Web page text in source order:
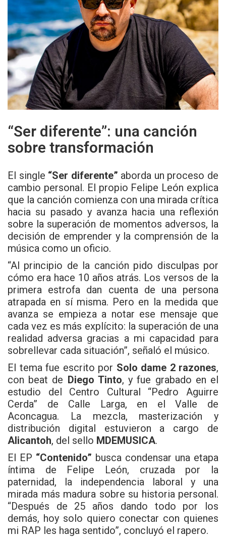
“Ser diferente”: una canción
sobre transformación
El single “Ser diferente” aborda un proceso de
cambio personal. El propio Felipe León explica
que la canción comienza con una mirada crítica
hacia su pasado y avanza hacia una reflexión
sobre la superación de momentos adversos, la
decisión de emprender y la comprensión de la
música como un oficio.
“Al principio de la canción pido disculpas por
cómo era hace 10 años atrás. Los versos de la
primera estrofa dan cuenta de una persona
atrapada en sí misma. Pero en la medida que
avanza se empieza a notar ese mensaje que
cada vez es más explícito: la superación de una
realidad adversa gracias a mi capacidad para
sobrellevar cada situación”, señaló el músico.
El tema fue escrito por Solo dame 2 razones,
con beat de Diego Tinto, y fue grabado en el
estudio del Centro Cultural “Pedro Aguirre
Cerda” de Calle Larga, en el Valle de
Aconcagua. La mezcla, masterización y
distribución digital estuvieron a cargo de
Alicantoh, del sello MDEMUSICA.
El EP “Contenido” busca condensar una etapa
íntima de Felipe León, cruzada por la
paternidad, la independencia laboral y una
mirada más madura sobre su historia personal.
“Después de 25 años dando todo por los
demás, hoy solo quiero conectar con quienes
mi RAP les haga sentido”, concluyó el rapero.